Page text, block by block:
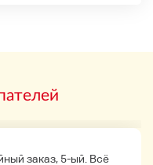
заказ, 5-ый. Всё